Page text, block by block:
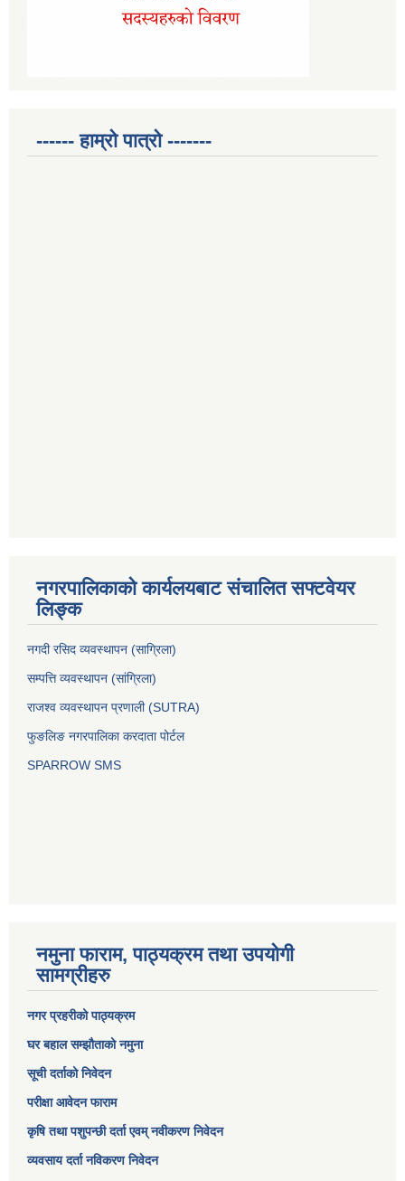
------ हाम्रो पात्रो -------
नगरपालिकाको कार्यलयबाट संचालित सफ्टवेयर
लिङ्क
नगदी रसिद व्यवस्थापन (साग्रिला)
सम्पत्ति व्यवस्थापन (सांग्रिला)
राजश्व व्यवस्थापन प्रणाली (SUTRA)
फुङलिङ नगरपालिका करदाता पोर्टल
SPARROW SMS
नमुना फाराम, पाठ्यक्रम तथा उपयोगी
सामग्रीहरु
नगर प्रहरीको पाठ्यक्रम
घर बहाल सम्झौताको नमुना
सूची दर्ताको निवेदन
परीक्षा आवेदन फाराम
कृषि तथा पशुपन्छी दर्ता एवम् नवीकरण निवेदन
व्यवसाय दर्ता नविकरण निवेदन